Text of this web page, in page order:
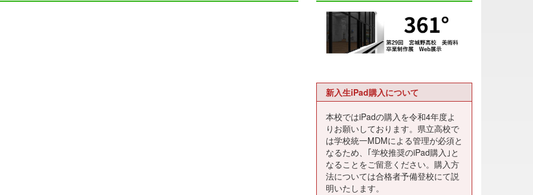
新入生iPad購入について
本校ではiPadの購入を令和4年度よ
りお願いしております。県立高校で
は学校統一MDMによる管理が必須と
なるため、｢学校推奨のiPad購入｣と
なることをご留意ください。購入方
法については合格者予備登校にて説
明いたします。